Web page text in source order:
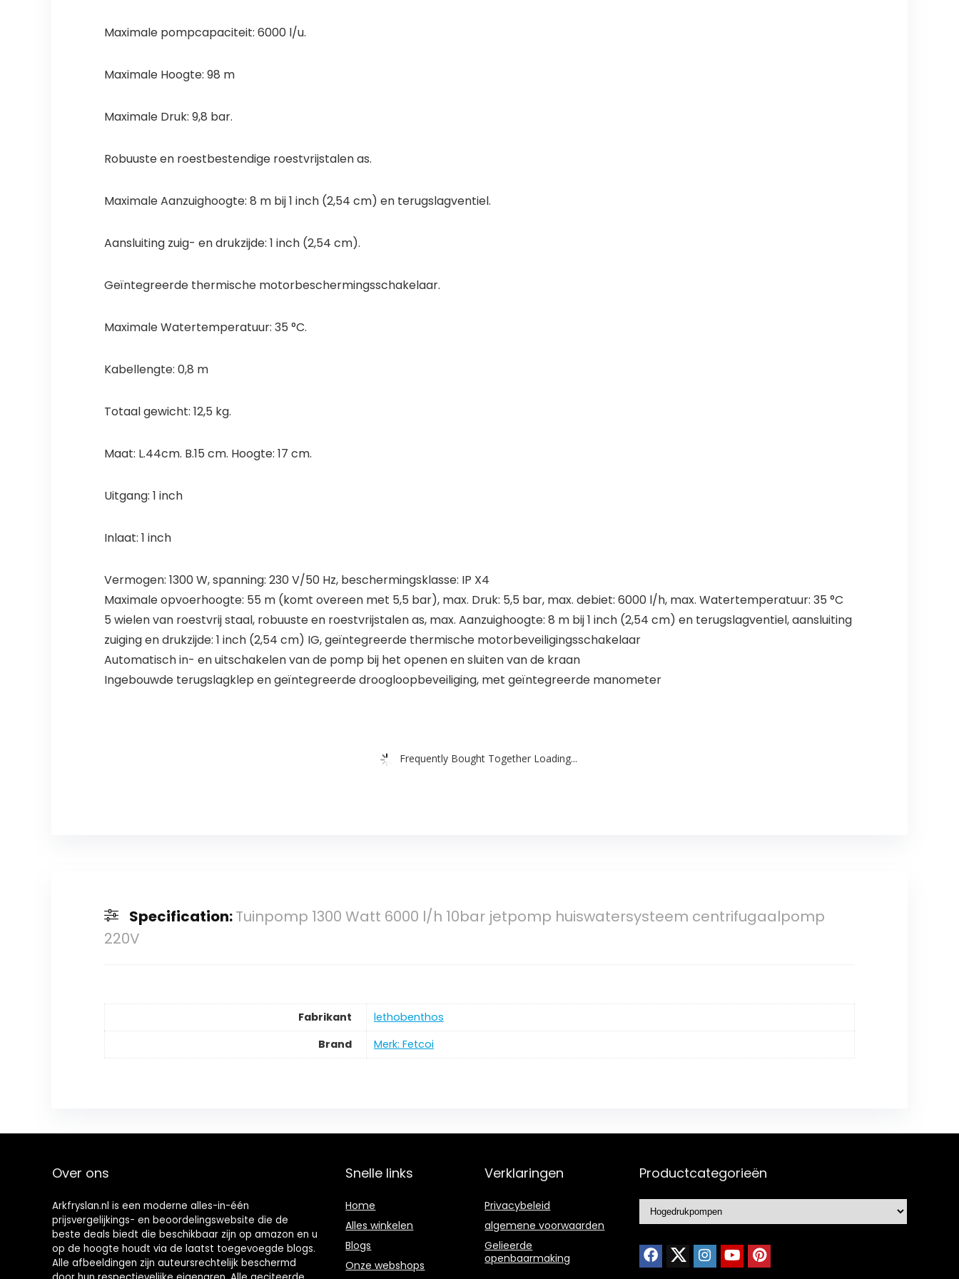
Maximale pompcapaciteit: 6000 l/u.
Maximale Hoogte: 98 m
Maximale Druk: 9,8 bar.
Robuuste en roestbestendige roestvrijstalen as.
Maximale Aanzuighoogte: 8 m bij 1 inch (2,54 cm) en terugslagventiel.
Aansluiting zuig- en drukzijde: 1 inch (2,54 cm).
Geïntegreerde thermische motorbeschermingsschakelaar.
Maximale Watertemperatuur: 35 °C.
Kabellengte: 0,8 m
Totaal gewicht: 12,5 kg.
Maat: L.44cm. B.15 cm. Hoogte: 17 cm.
Uitgang: 1 inch
Inlaat: 1 inch
Vermogen: 1300 W, spanning: 230 V/50 Hz, beschermingsklasse: IP X4
Maximale opvoerhoogte: 55 m (komt overeen met 5,5 bar), max. Druk: 5,5 bar, max. debiet: 6000 l/h, max. Watertemperatuur: 35 °C
5 wielen van roestvrij staal, robuuste en roestvrijstalen as, max. Aanzuighoogte: 8 m bij 1 inch (2,54 cm) en terugslagventiel, aansluiting
zuiging en drukzijde: 1 inch (2,54 cm) IG, geïntegreerde thermische motorbeveiligingsschakelaar
Automatisch in- en uitschakelen van de pomp bij het openen en sluiten van de kraan
Ingebouwde terugslagklep en geïntegreerde droogloopbeveiliging, met geïntegreerde manometer
Frequently Bought Together Loading...
Specification:Tuinpomp 1300 Watt 6000 l/h 10bar jetpomp huiswatersysteem centrifugaalpomp
220V
Fabrikant
‎lethobenthos
Brand
Merk: Fetcoi
Over ons
Arkfryslan.nl is een moderne alles-in-één
prijsvergelijkings- en beoordelingswebsite die de
beste deals biedt die beschikbaar zijn op amazon en u
op de hoogte houdt via de laatst toegevoegde blogs.
Alle afbeeldingen zijn auteursrechtelijk beschermd
Snelle links
Home
Alles winkelen
Blogs
Onze webshops
Verklaringen
Privacybeleid
algemene voorwaarden
Gelieerde
openbaarmaking
Productcategorieën